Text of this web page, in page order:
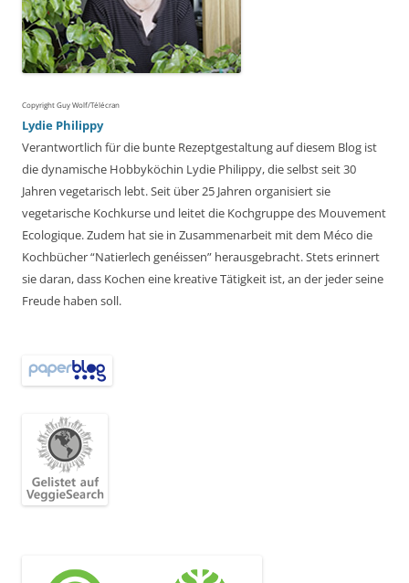
Copyright Guy Wolf/Télécran
Lydie Philippy
Verantwortlich für die bunte Rezeptgestaltung auf diesem Blog ist
die dynamische Hobbyköchin Lydie Philippy, die selbst seit 30
Jahren vegetarisch lebt. Seit über 25 Jahren organisiert sie
vegetarische Kochkurse und leitet die Kochgruppe des Mouvement
Ecologique. Zudem hat sie in Zusammenarbeit mit dem Méco die
Kochbücher “Natierlech genéissen” herausgebracht. Stets erinnert
sie daran, dass Kochen eine kreative Tätigkeit ist, an der jeder seine
Freude haben soll.